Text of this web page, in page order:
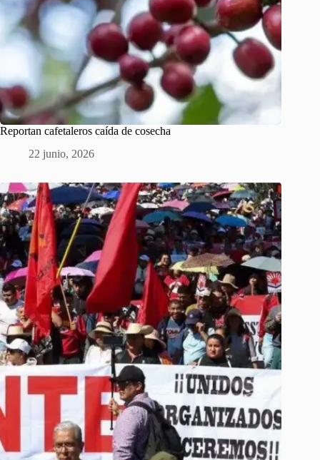
Reportan cafetaleros caída de cosecha
22 junio, 2026